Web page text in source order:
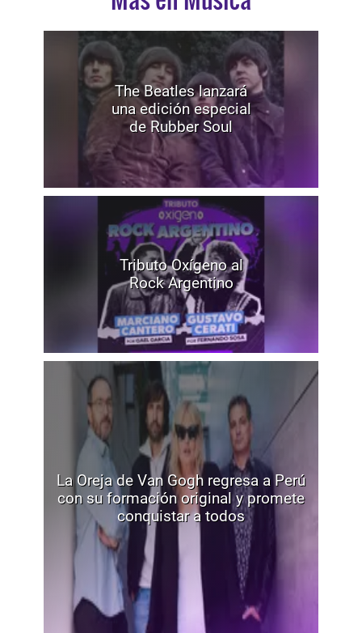
The Beatles lanzará
una edición especial
de Rubber Soul
Tributo Oxígeno al
Rock Argentino
La Oreja de Van Gogh regresa a Perú
con su formación original y promete
conquistar a todos